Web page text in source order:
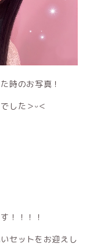
時のお写真！
した＞ᵕ＜
！！！！
セットをお迎えし